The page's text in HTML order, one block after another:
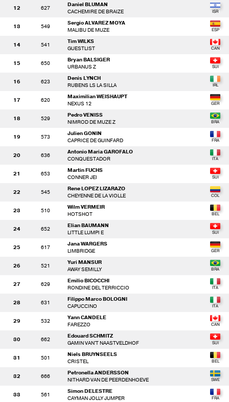
12 627
Daniel BLUMAN
CACHEMIRE DE BRAIZE
13 549
Sergio ALVAREZ MOYA
MALIBU DE MUZE
14 541
Tim WILKS
GUESTLIST
15 650
Bryan BALSIGER
URBANUS Z
16 623
Denis LYNCH
RUBENS LS LA SILLA
17 620
Maximilian WEISHAUPT
NEXUS 12
18 529
Pedro VENISS
NIMROD DE MUZE Z
19 573
Julien GONIN
CAPRICE DE GUINFARD
20 636
Antonio Maria GAROFALO
CONQUESTADOR
21 653
Martin FUCHS
CONNER JEI
22 545
Rene LOPEZ LIZARAZO
CHEYENNE DE LA VIOLLE
23 510
Wilm VERMEIR
HOTSHOT
24 652
Elian BAUMANN
LITTLE LUMPI E
25 617
Jana WARGERS
LIMBRIDGE
26 521
Yuri MANSUR
AWAY SEMILLY
27 629
Emilio BICOCCHI
RONDINE DEL TERRICCIO
28 631
Filippo Marco BOLOGNI
CAPUCCINO
29 532
Yann CANDELE
FAREZZO
30 662
Edouard SCHMITZ
GAMIN VAN'T NAASTVELDHOF
31 501
Niels BRUYNSEELS
CRISTEL
32 666
Petronella ANDERSSON
NITHARD VAN DE PEERDENHOEVE
33 561
Simon DELESTRE
CAYMAN JOLLY JUMPER